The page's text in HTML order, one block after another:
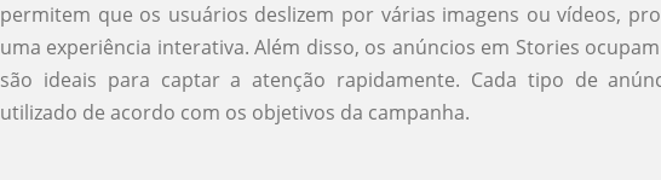
permitem que os usuários deslizem por várias imagens ou vídeos,
uma experiência interativa. Além disso, os anúncios em Stories
são ideais para captar a atenção rapidamente. Cada tipo de
utilizado de acordo com os objetivos da campanha.